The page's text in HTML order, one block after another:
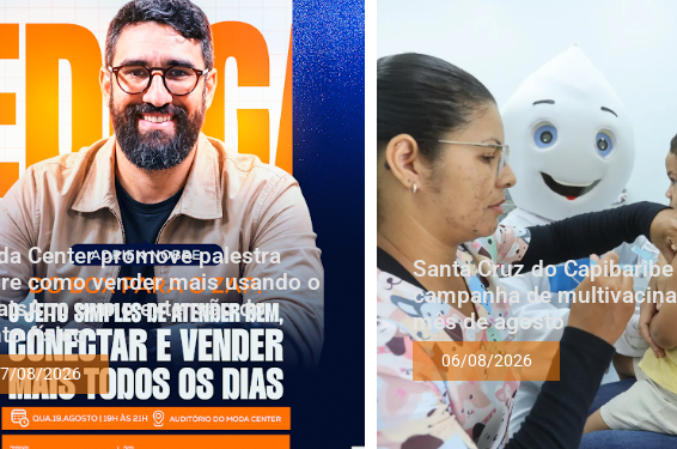
Center promove palestra
como vender mais usando o
como extensão do
físico
08/2026
Santa Cruz do
campanha de
mês de agosto
06/08/2026